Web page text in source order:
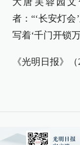
者：“‘长安灯会
写着‘千门开锁
《光明日报》